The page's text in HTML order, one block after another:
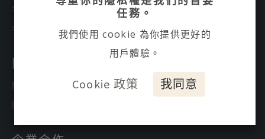
名日之光
名日商店
關於我們
關於名日文化
團隊介紹
任務。
我們使用 cookie 為你提供更好的
用戶體驗。
Cookie 政策 我同意